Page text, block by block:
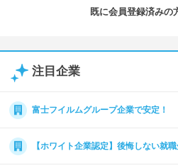
既に会員登録済みの
注目企業
富士フイルムグループ企業で安定！
【ホワイト企業認定】後悔しない就職